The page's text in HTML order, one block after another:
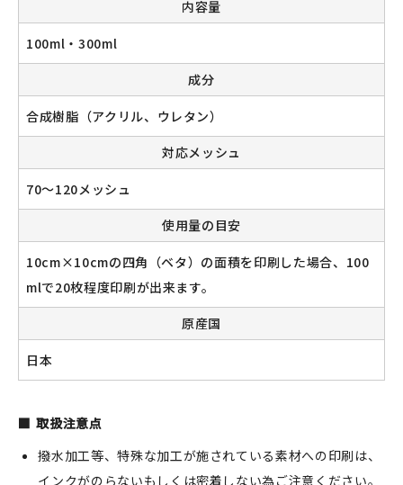
内容量
100ml・300ml
成分
合成樹脂（アクリル、ウレタン）
対応メッシュ
70～120メッシュ
使用量の目安
10cm×10cmの四角（ベタ）の面積を印刷した場合、100
mlで20枚程度印刷が出来ます。
原産国
日本
取扱注意点
撥水加工等、特殊な加工が施されている素材への印刷は、
インクがのらないもしくは密着しない為ご注意ください。